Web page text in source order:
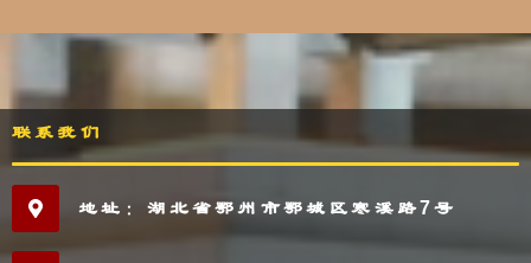
联系我们
地址：湖北省鄂州市鄂城区寒溪路7号